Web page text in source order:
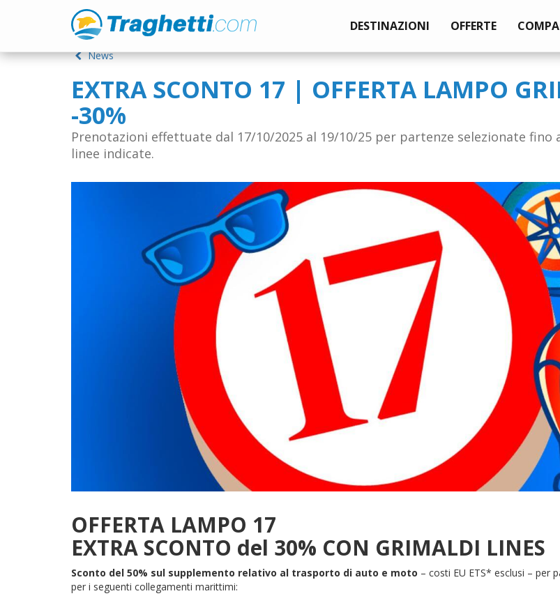
DESTINAZIONI OFFERTE
News
EXTRA SCONTO 17 | OFFERTA LAMPO
-30%
Prenotazioni effettuate dal 17/10/2025 al 19/10/25 per partenze selezionate fino
linee indicate.
OFFERTA LAMPO 17
EXTRA SCONTO del 30% CON GRIMALDI LINES
Sconto del 50% sul supplemento relativo al trasporto di auto e moto – costi EU ETS* esclusi – per
per i seguenti collegamenti marittimi: